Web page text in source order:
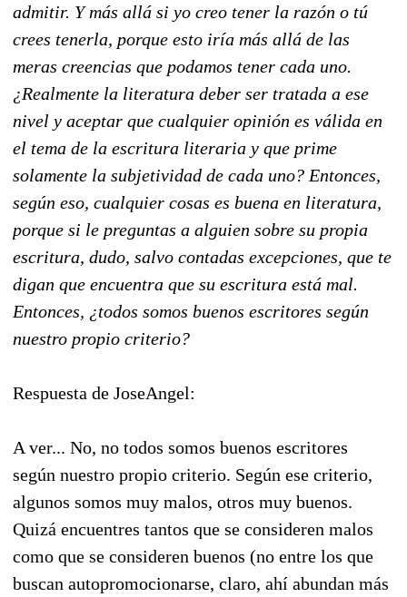
admitir. Y más allá si yo creo tener la razón o tú
crees tenerla, porque esto iría más allá de las
meras creencias que podamos tener cada uno.
¿Realmente la literatura deber ser tratada a ese
nivel y aceptar que cualquier opinión es válida en
el tema de la escritura literaria y que prime
solamente la subjetividad de cada uno? Entonces,
según eso, cualquier cosas es buena en literatura,
porque si le preguntas a alguien sobre su propia
escritura, dudo, salvo contadas excepciones, que te
digan que encuentra que su escritura está mal.
Entonces, ¿todos somos buenos escritores según
nuestro propio criterio?
Respuesta de JoseAngel:
A ver... No, no todos somos buenos escritores
según nuestro propio criterio. Según ese criterio,
algunos somos muy malos, otros muy buenos.
Quizá encuentres tantos que se consideren malos
como que se consideren buenos (no entre los que
buscan autopromocionarse, claro, ahí abundan más